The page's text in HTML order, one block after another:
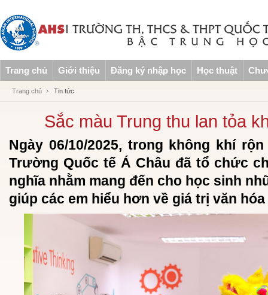
Trang chủ Giới thiệu Đăng ký nhập học Học thuật
Trang chủ Tin tức
Sắc màu Trung thu lan tỏa
Ngày 06/10/2025, trong không khí
Trường Quốc tế Á Châu đã tổ chức
nghĩa nhằm mang đến cho học sinh
giúp các em hiểu hơn về giá trị văn